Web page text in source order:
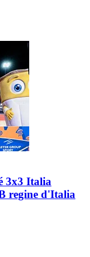
3x3 Italia
regine d'Italia